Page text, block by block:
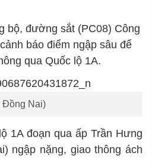
bộ, đường sắt (PC08) Công
báo điểm ngập sâu để
qua Quốc lộ 1A.
Đồng Nai)
1A đoạn qua ấp Trần Hưng
ngập nặng, giao thông ách